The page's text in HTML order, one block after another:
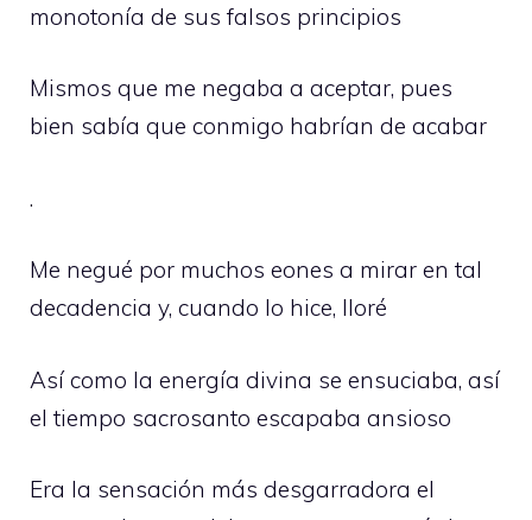
monotonía de sus falsos principios
Mismos que me negaba a aceptar, pues
bien sabía que conmigo habrían de acabar
.
Me negué por muchos eones a mirar en tal
decadencia y, cuando lo hice, lloré
Así como la energía divina se ensuciaba, así
el tiempo sacrosanto escapaba ansioso
Era la sensación más desgarradora el